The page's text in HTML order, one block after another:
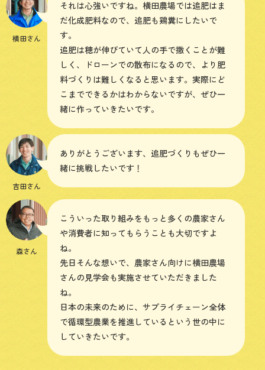
横田さん
それは心強いですね。横田農場では追肥はま
だ化成肥料なので、追肥も鶏糞にしたいで
す。
追肥は穂が伸びていて人の手で撒くことが難
しく、ドローンでの散布になるので、より肥
料づくりは難しくなると思います。実際にど
こまでできるかはわからないですが、ぜひ一
緒に作っていきたいです。
吉田さん
ありがとうございます、追肥づくりもぜひ一
緒に挑戦したいです！
森さん
こういった取り組みをもっと多くの農家さん
や消費者に知ってもらうことも大切ですよ
ね。
先日そんな想いで、農家さん向けに横田農場
さんの見学会も実施させていただきました
ね。
日本の未来のために、サプライチェーン全体
で循環型農業を推進しているという世の中に
していきたいです。